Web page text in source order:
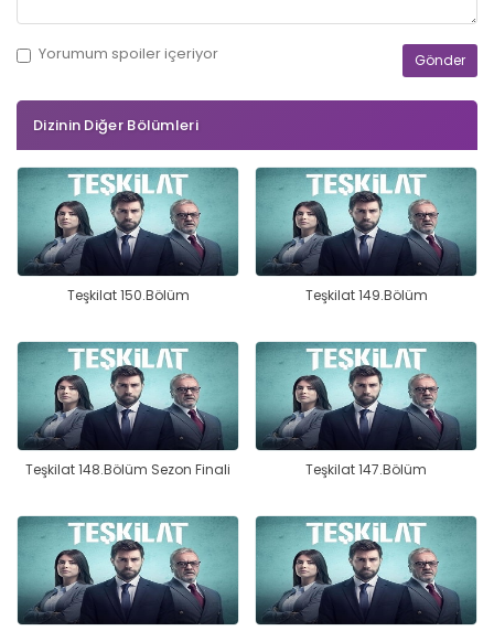
Yorumum spoileriçeriyor
Dizinin Diğer Bölümleri
Teşkilat 150.Bölüm Teşkilat 149.Bölüm
Teşkilat 148.Bölüm Sezon Finali Teşkilat 147.Bölüm